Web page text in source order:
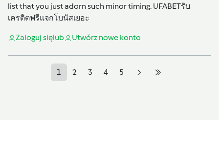
list that you just adorn such minor timing. UFABETรับ
เครดิตฟรีแจกโบนัสเยอะ
Zaloguj sięlub Utwórz nowe konto
1 2 3 4 5